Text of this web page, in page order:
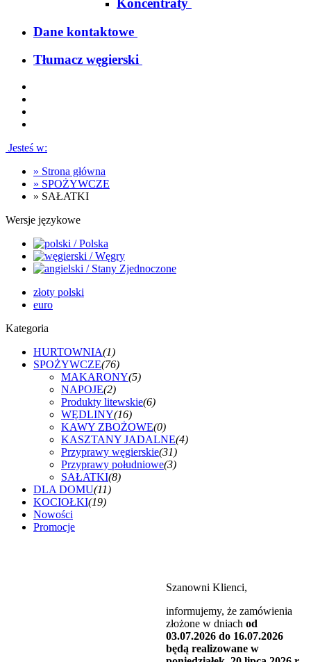
Koncentraty
Dane kontaktowe
Tłumacz węgierski
Jesteś w:
» Strona główna
» SPOŻYWCZE
» SAŁATKI
Wersje językowe
złoty polski
euro
Kategoria
HURTOWNIA(1)
SPOŻYWCZE(76)
MAKARONY(5)
NAPOJE(2)
Produkty litewskie(6)
WĘDLINY(16)
KAWY ZBOŻOWE(0)
KASZTANY JADALNE(4)
Przyprawy węgierskie(31)
Przyprawy południowe(3)
SAŁATKI(8)
DLA DOMU(11)
KOCIOŁKI(19)
Nowości
Promocje
Szanowni Klienci,
informujemy, że zamówienia
złożone w dniach od
03.07.2026 do 16.07.2026
będą realizowane w